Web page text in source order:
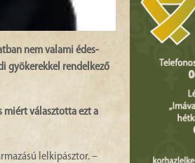
nem valami édes-
gyökerekkel rendelkező
miért választotta ezt a
lelkipásztor. –